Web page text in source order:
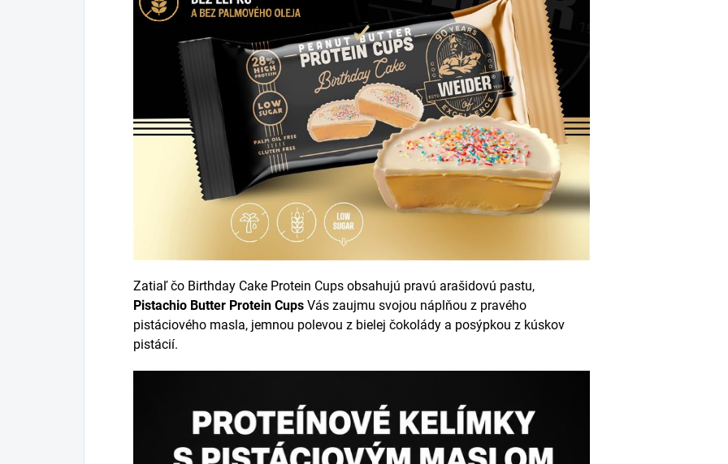
Zatiaľ čo Birthday Cake Protein Cups obsahujú pravú arašidovú pastu,
Pistachio Butter Protein Cups Vás zaujmu svojou náplňou z pravého
pistáciového masla, jemnou polevou z bielej čokolády a posýpkou z kúskov
pistácií.